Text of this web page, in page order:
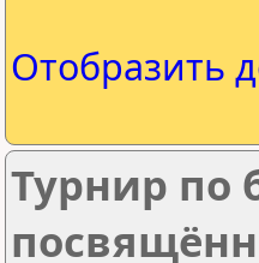
Отобразить
Турнир